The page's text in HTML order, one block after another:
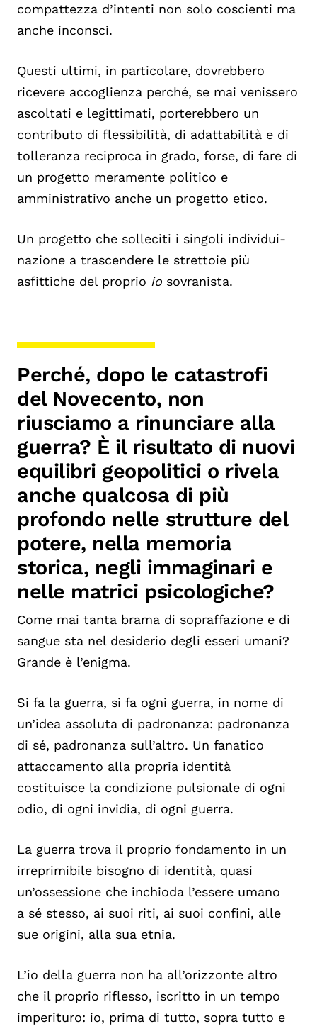
compattezza d’intenti non solo coscienti ma
anche inconsci.
Questi ultimi, in particolare, dovrebbero
ricevere accoglienza perché, se mai venissero
ascoltati e legittimati, porterebbero un
contributo di flessibilità, di adattabilità e di
tolleranza reciproca in grado, forse, di fare di
un progetto meramente politico e
amministrativo anche un progetto etico.
Un progetto che solleciti i singoli individui-
nazione a trascendere le strettoie più
asfittiche del proprio io sovranista.
Perché, dopo le catastrofi
del Novecento, non
riusciamo a rinunciare alla
guerra? È il risultato di nuovi
equilibri geopolitici o rivela
anche qualcosa di più
profondo nelle strutture del
potere, nella memoria
storica, negli immaginari e
nelle matrici psicologiche?
Come mai tanta brama di sopraffazione e di
sangue sta nel desiderio degli esseri umani?
Grande è l’enigma.
Si fa la guerra, si fa ogni guerra, in nome di
un’idea assoluta di padronanza: padronanza
di sé, padronanza sull’altro. Un fanatico
attaccamento alla propria identità
costituisce la condizione pulsionale di ogni
odio, di ogni invidia, di ogni guerra.
La guerra trova il proprio fondamento in un
irreprimibile bisogno di identità, quasi
un’ossessione che inchioda l’essere umano
a sé stesso, ai suoi riti, ai suoi confini, alle
sue origini, alla sua etnia.
L’io della guerra non ha all’orizzonte altro
che il proprio riflesso, iscritto in un tempo
imperituro: io, prima di tutto, sopra tutto e